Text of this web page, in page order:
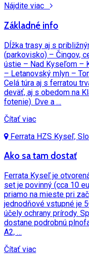
Nájdite viac
Základné info
Dĺžka trasy aj s
(parkovisko) – Čingov,
ústie – Nad Kyseľom –
– Letanovský mlyn –
Celá túra aj s ferratou
deväť, aj s obedom na
fotenie). Dve a …
Čítať viac
Ferrata HZS Kyseľ,
Ako sa tam dostať
Ferrata Kyseľ je
set je povinný (cca 10
priamo na mieste pri
jednodňové vstupné je
účely ochrany prírody.
dostane podrobnú
A2, …
Čítať viac